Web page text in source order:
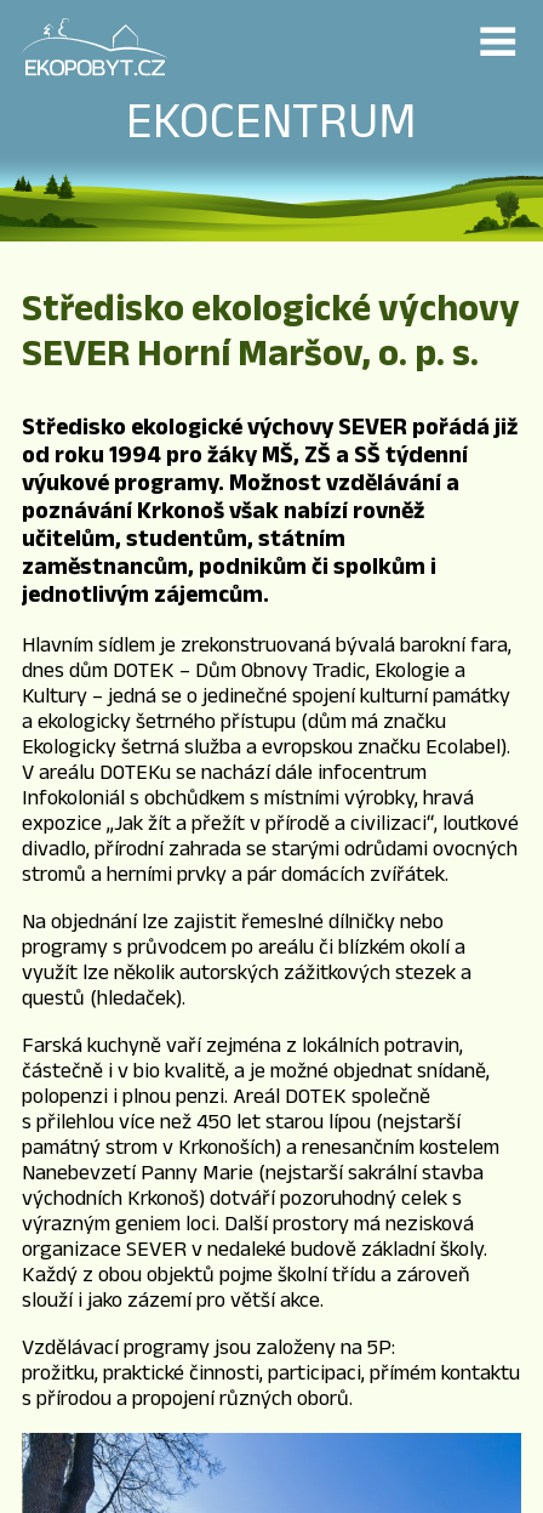
EKOCENTRUM
Středisko ekologické výchovy
SEVER Horní Maršov, o. p. s.
Středisko ekologické výchovy SEVER pořádá již
od roku 1994 pro žáky MŠ, ZŠ a SŠ týdenní
výukové programy. Možnost vzdělávání a
poznávání Krkonoš však nabízí rovněž
učitelům, studentům, státním
zaměstnancům, podnikům či spolkům i
jednotlivým zájemcům.
Hlavním sídlem je zrekonstruovaná bývalá barokní fara,
dnes dům DOTEK – Dům Obnovy Tradic, Ekologie a
Kultury – jedná se o jedinečné spojení kulturní památky
a ekologicky šetrného přístupu (dům má značku
Ekologicky šetrná služba a evropskou značku Ecolabel).
V areálu DOTEKu se nachází dále infocentrum
Infokoloniál s obchůdkem s místními výrobky, hravá
expozice „Jak žít a přežít v přírodě a civilizaci“, loutkové
divadlo, přírodní zahrada se starými odrůdami ovocných
stromů a herními prvky a pár domácích zvířátek.
Na objednání lze zajistit řemeslné dílničky nebo
programy s průvodcem po areálu či blízkém okolí a
využít lze několik autorských zážitkových stezek a
questů (hledaček).
Farská kuchyně vaří zejména z lokálních potravin,
částečně i v bio kvalitě, a je možné objednat snídaně,
polopenzi i plnou penzi. Areál DOTEK společně
s přilehlou více než 450 let starou lípou (nejstarší
památný strom v Krkonoších) a renesančním kostelem
Nanebevzetí Panny Marie (nejstarší sakrální stavba
východních Krkonoš) dotváří pozoruhodný celek s
výrazným geniem loci. Další prostory má nezisková
organizace SEVER v nedaleké budově základní školy.
Každý z obou objektů pojme školní třídu a zároveň
slouží i jako zázemí pro větší akce.
Vzdělávací programy jsou založeny na 5P:
prožitku, praktické činnosti, participaci, přímém kontaktu
s přírodou a propojení různých oborů.